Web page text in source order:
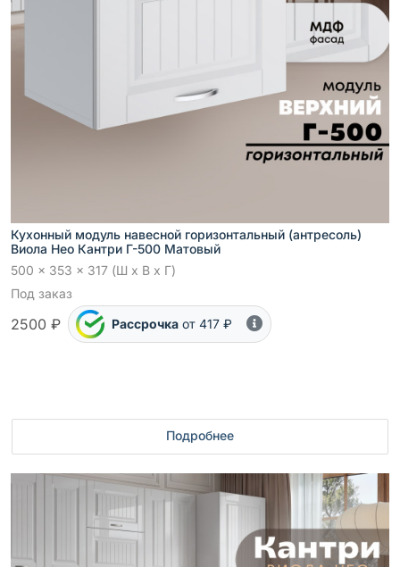
Кухонный модуль навесной горизонтальный (антресоль)
Виола Нео Кантри Г-500 Матовый
500 x 353 x 317 (Ш x В x Г)
Под заказ
2500 ₽ Рассрочка от 417 ₽
Подробнее